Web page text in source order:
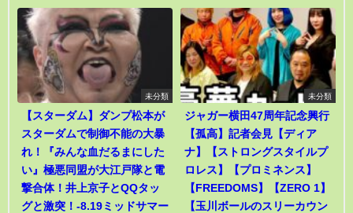
未分類
【スターダム】ダンプ松本が
スターダムで制御不能の大暴
れ！『みんな血だるまにした
い』極悪同盟が大江戸隊と電
撃合体！井上京子とQQタッ
グと激突！-8.19ミッドサマー
未分類
ジャガー横田47周年記念興行
【孤高】記者会見【ディア
ナ】【ストロングスタイルプ
ロレス】【プロミネンス】
【FREEDOMS】【ZERO 1】
【玉川ボールのスリーカウン